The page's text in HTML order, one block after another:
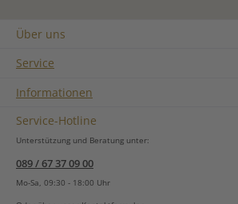
Über uns
Service
Informationen
Service-Hotline
Unterstützung und Beratung unter:
089 / 67 37 09 00
Mo-Sa, 09:30 - 18:00 Uhr